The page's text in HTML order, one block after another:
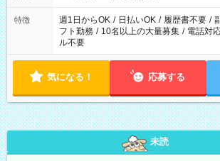
ください！
特徴 週1日からOK / 日払いOK / 履歴書不要 /
フト勤務 / 10名以上の大量募集 / 電話対
ル不要
気になる！ 応募する
未読